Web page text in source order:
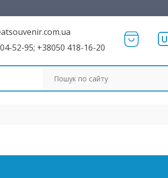
52-95; +38050 418-16-20